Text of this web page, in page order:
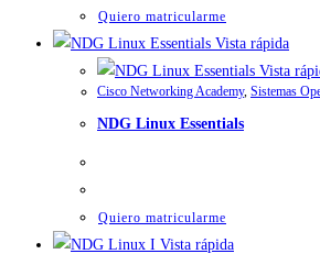
Quiero matricularme
Vista rápida
Vista
Cisco Networking Academy, Sistemas
NDG Linux Essentials
Quiero matricularme
Vista rápida